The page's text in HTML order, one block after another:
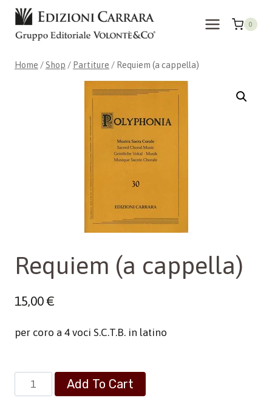
Skip
content
0
Home / Shop / Partiture / Requiem (a cappella)
Requiem (a cappella)
15,00€
per coro a 4 voci S.C.T.B. in latino
Requiem
(a
Add To Cart